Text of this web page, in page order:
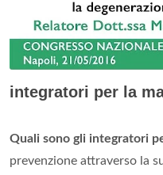
integratori per la
Quali sono gli integratori
prevenzione attraverso la